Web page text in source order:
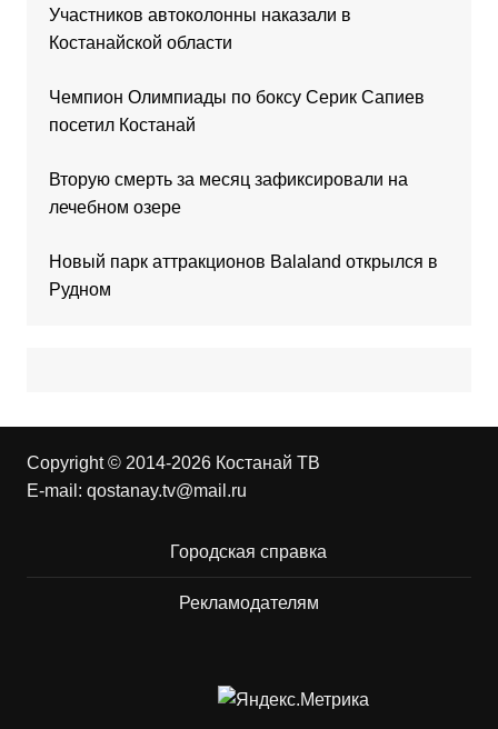
Участников автоколонны наказали в
Костанайской области
Чемпион Олимпиады по боксу Серик Сапиев
посетил Костанай
Вторую смерть за месяц зафиксировали на
лечебном озере
Новый парк аттракционов Balaland открылся в
Рудном
Copyright © 2014-2026 Костанай ТВ
E-mail: qostanay.tv@mail.ru
Городская справка
Рекламодателям